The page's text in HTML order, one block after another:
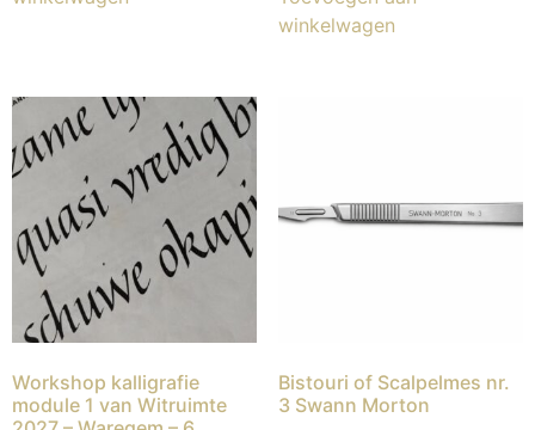
winkelwagen
Workshop kalligrafie
module 1 van Witruimte
Bistouri of Scalpelmes nr.
3 Swann Morton